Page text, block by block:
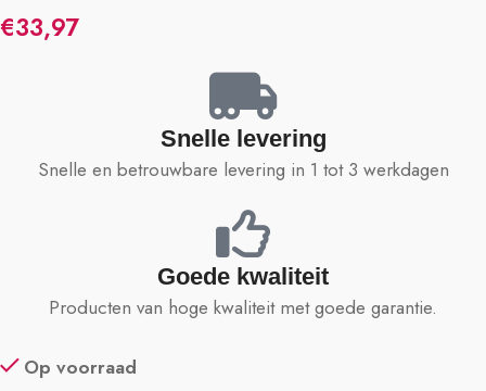
€33,97
Snelle levering
Snelle en betrouwbare levering in 1 tot 3 werkdagen
Goede kwaliteit
Producten van hoge kwaliteit met goede garantie.
Op voorraad